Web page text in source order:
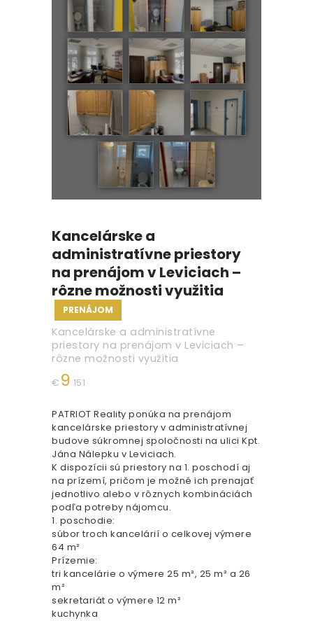
Kancelárske a
administratívne priestory
na prenájom v Leviciach –
rôzne možnosti využitia
PRENÁJOM
Kancelárske a administratívne
priestory na prenájom v Leviciach –
rôzne možnosti využitia
€ 9 151
PATRIOT Reality ponúka na prenájom
kancelárske priestory v administratívnej
budove súkromnej spoločnosti na ulici Kpt.
Jána Nálepku v Leviciach.
K dispozícii sú priestory na 1. poschodí aj
na prízemí, pričom je možné ich prenajať
jednotlivo alebo v rôznych kombináciách
podľa potreby nájomcu.
1. poschodie:
súbor troch kancelárií o celkovej výmere
64 m²
Prízemie:
tri kancelárie o výmere 25 m², 25 m² a 26
m²
sekretariát o výmere 12 m²
kuchynka